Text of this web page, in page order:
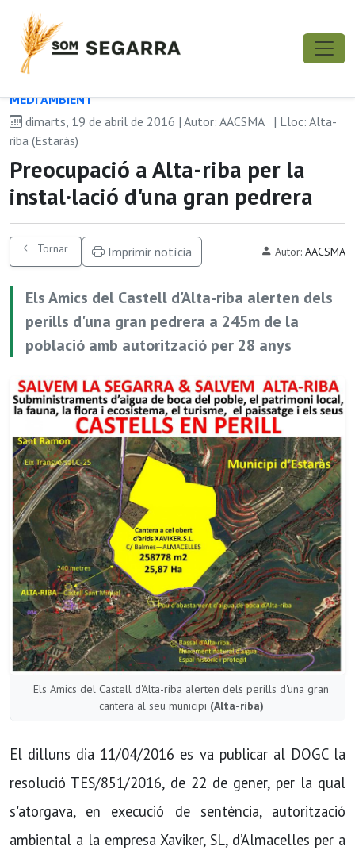
MEDI AMBIENT
dimarts, 19 de abril de 2016 | Autor: AACSMA | Lloc: Alta-
riba (Estaràs)
Preocupació a Alta-riba per la
instal·lació d'una gran pedrera
Tornar Imprimir notícia Autor: AACSMA
Els Amics del Castell d'Alta-riba alerten dels
perills d'una gran pedrera a 245m de la
població amb autorització per 28 anys
Els Amics del Castell d'Alta-riba alerten dels perills d'una gran
cantera al seu municipi (Alta-riba)
El dilluns dia 11/04/2016 es va publicar al DOGC la
resolució TES/851/2016, de 22 de gener, per la qual
s'atorgava, en execució de sentència, autorització
ambiental a la empresa Xaviker, SL, d’Almacelles per a